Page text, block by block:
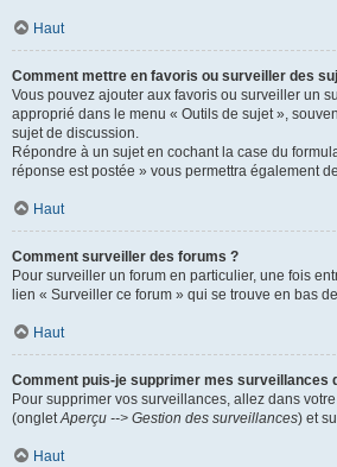
Haut
Comment mettre en favoris ou surveiller des
Vous pouvez ajouter aux favoris ou surveiller un
approprié dans le menu « Outils de sujet »,
sujet de discussion.
Répondre à un sujet en cochant la case du
réponse est postée » vous permettra également
Haut
Comment surveiller des forums ?
Pour surveiller un forum en particulier, une fois
lien « Surveiller ce forum » qui se trouve en bas
Haut
Comment puis-je supprimer mes surveillances
Pour supprimer vos surveillances, allez dans
(ongletAperçu --> Gestion des surveillances) et
Haut